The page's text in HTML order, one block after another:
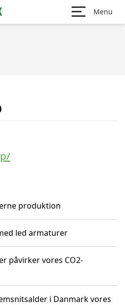
Menu
produktion
led armaturer
påvirker vores CO2-
i Danmark vores